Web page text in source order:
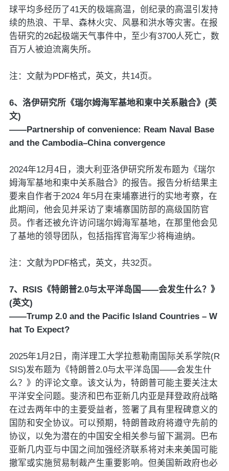
球平均多经历了41天的极端高温，创纪录的高温引发持
续的热浪、干旱、森林火灾、风暴和洪水等灾害。在报
告研究的26起极端天气事件中，至少有3700人死亡，数
百万人被迫流离失所。
注：文献为PDF格式，英文，共14页。
6、洛伊研究所《瑞尔姆海军基地和柬中关系融合》(英
文)
——Partnership of convenience: Ream Naval Base
and the Cambodia–China convergence
2024年12月4日，澳大利亚洛伊研究所发布题为《瑞尔
姆海军基地和柬中关系融合》的报告。报告分析结果主
要来自作者于2024 年5月在柬埔寨进行的实地考察，在
此期间，他会见并采访了柬埔寨国防部的高级国防官
员。作者还被允许访问瑞尔姆海军基地，在那里他会见
了基地的领导团队，包括指挥官海军少将梅迪纳。
注：文献为PDF格式，英文，共32页。
7、RSIS《特朗普2.0与太平洋岛国——会发生什么？》
(英文)
——Trump 2.0 and the Pacific Island Countries – W
hat To Expect?
2025年1月2日，南洋理工大学拉惹勒南国际关系学院(R
SIS)发布题为《特朗普2.0与太平洋岛国——会发生什
么？》的评论文章。该文认为，特朗普可能主要关注太
平洋安全问题。斐济和巴布亚新几内亚是拜登政府战略
在过去两年中的主要受益者，签署了具有里程碑意义的
国防和安全协议。可以预期，特朗普政府将遵守先前的
协议，以免为潜在的中国安全相关参与留下漏洞。巴布
亚新几内亚与中国之间加强经济联系将对未来美国可能
撤军或实施贸易制裁产生重要影响。但美国新政府也必